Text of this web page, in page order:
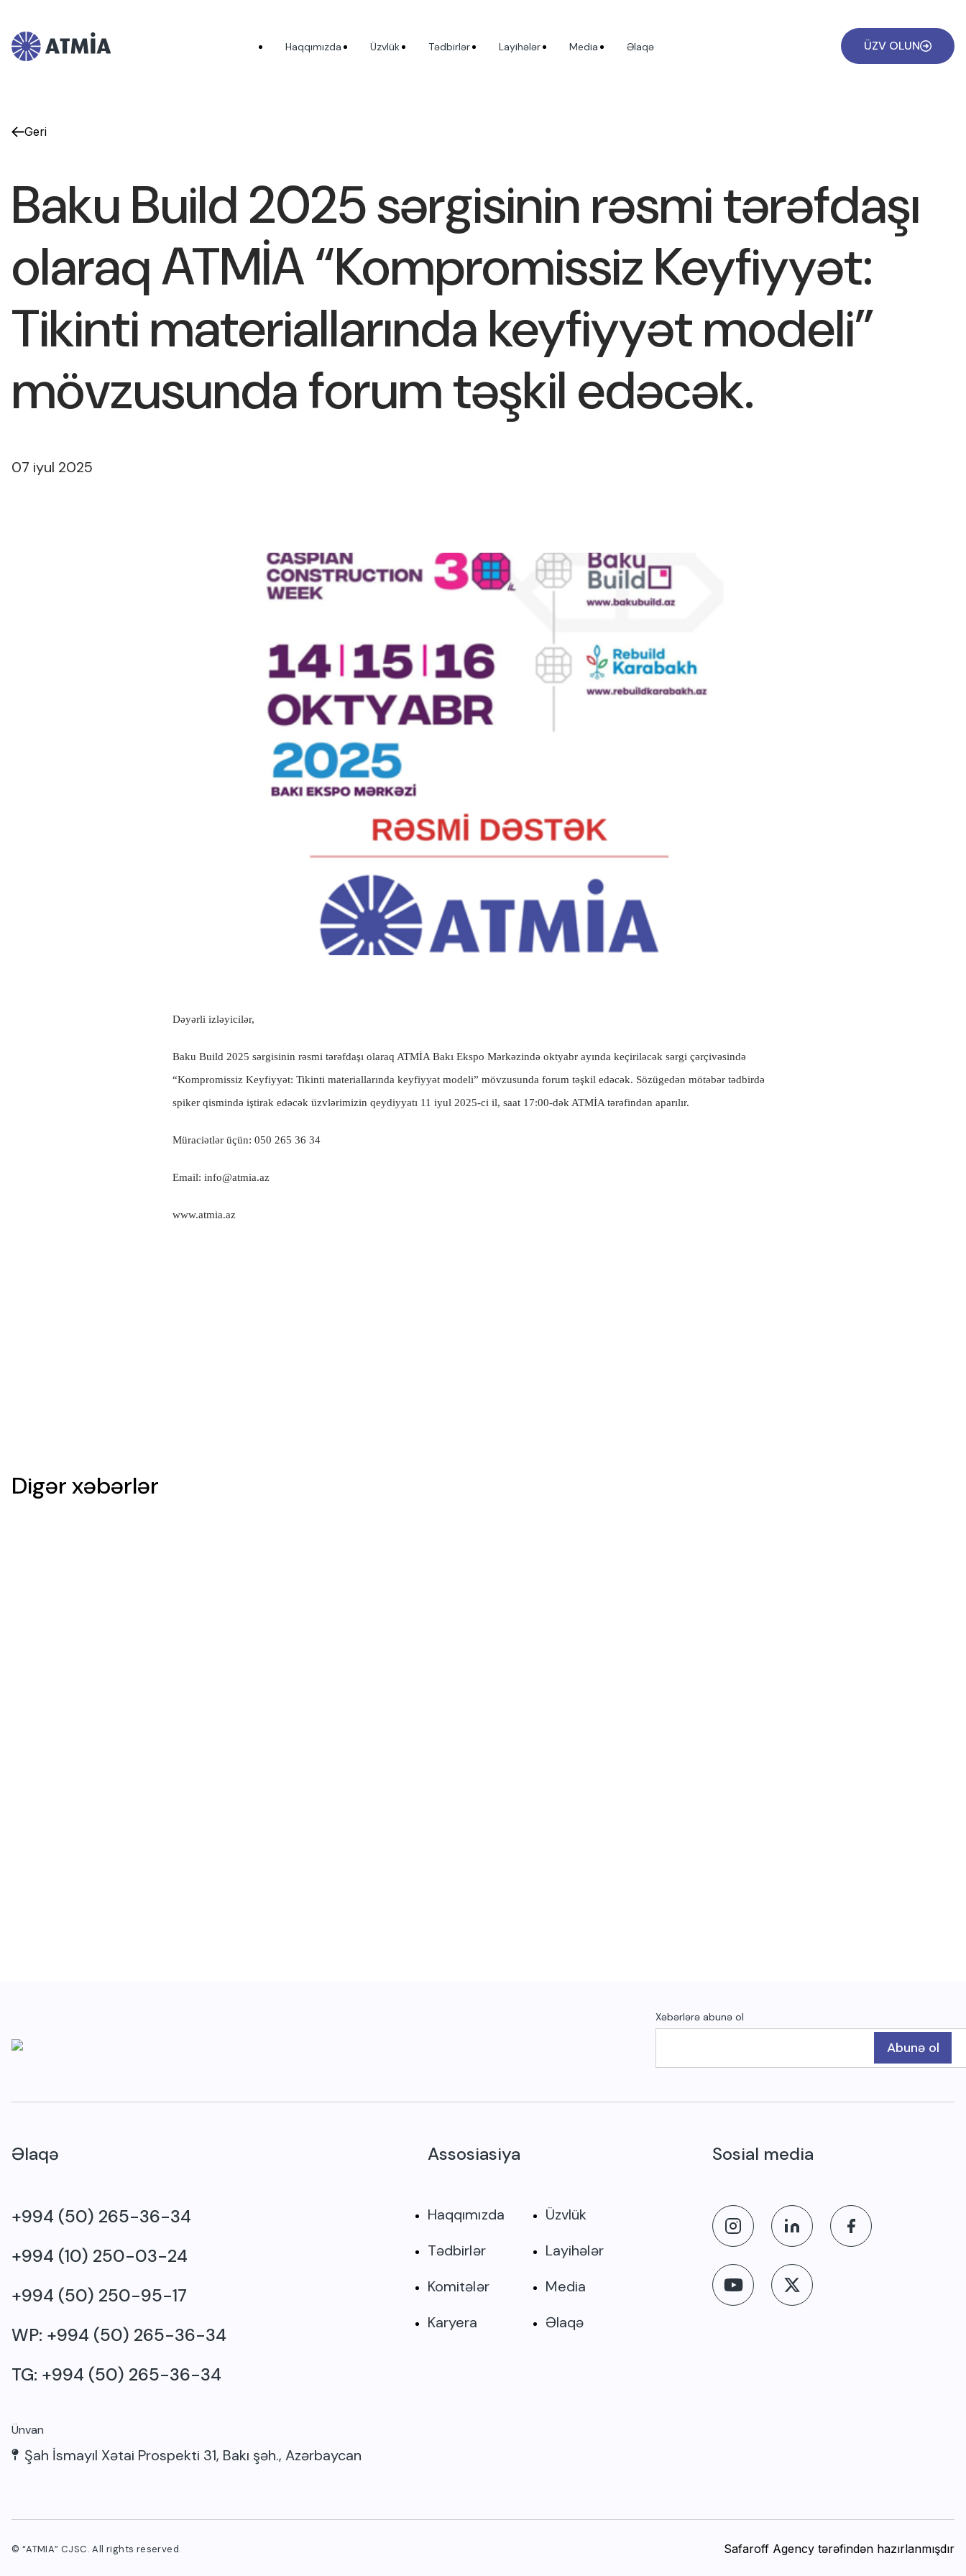
Haqqımızda Üzvlük Tədbirlər Layihələr Media Əlaqə ÜZV OLUN
Geri
Baku Build 2025 sərgisinin rəsmi tərəfdaşı
olaraq ATMİA “Kompromissiz Keyfiyyət:
Tikinti materiallarında keyfiyyət modeli”
mövzusunda forum təşkil edəcək.
07 iyul 2025
Dəyərli izləyicilər,
Baku Build 2025 sərgisinin rəsmi tərəfdaşı olaraq ATMİA Bakı Ekspo Mərkəzində oktyabr ayında keçiriləcək sərgi çərçivəsində
“Kompromissiz Keyfiyyət: Tikinti materiallarında keyfiyyət modeli” mövzusunda forum təşkil edəcək. Sözügedən mötəbər tədbirdə
spiker qismində iştirak edəcək üzvlərimizin qeydiyyatı 11 iyul 2025-ci il, saat 17:00-dək ATMİA tərəfindən aparılır.
Müraciətlər üçün: 050 265 36 34
Email: info@atmia.az
www.atmia.az
Digər xəbərlər
Xəbərlərə abunə ol
Abunə ol
Əlaqə
+994 (50) 265-36-34
+994 (10) 250-03-24
+994 (50) 250-95-17
WP: +994 (50) 265-36-34
TG: +994 (50) 265-36-34
Ünvan
Şah İsmayıl Xətai Prospekti 31, Bakı şəh., Azərbaycan
Assosiasiya
Haqqımızda
Üzvlük
Tədbirlər
Layihələr
Komitələr
Media
Karyera
Əlaqə
Sosial media
© “ATMIA” CJSC. All rights reserved. Safaroff Agency tərəfindən hazırlanmışdır